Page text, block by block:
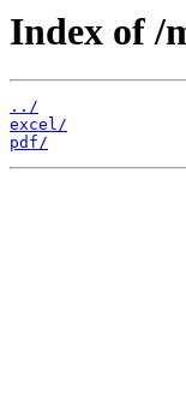
Index of /
../
excel/
pdf/